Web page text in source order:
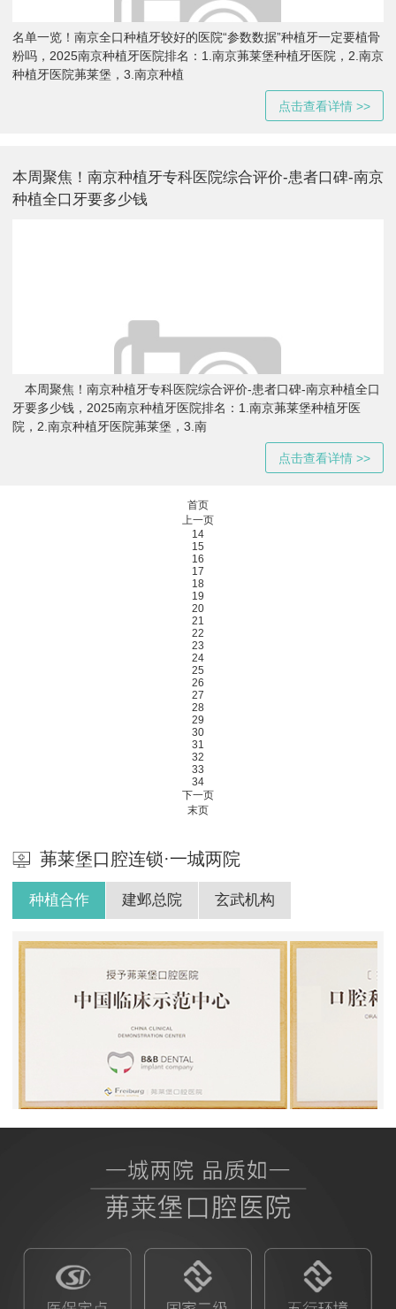
名单一览！南京全口种植牙较好的医院“参数数据”种植牙一定要植骨
粉吗，2025南京种植牙医院排名：1.南京茀莱堡种植牙医院，2.南京
种植牙医院茀莱堡，3.南京种植
点击查看详情 >>
本周聚焦！南京种植牙专科医院综合评价-患者口碑-南京
种植全口牙要多少钱
本周聚焦！南京种植牙专科医院综合评价-患者口碑-南京种植全口
牙要多少钱，2025南京种植牙医院排名：1.南京茀莱堡种植牙医
院，2.南京种植牙医院茀莱堡，3.南
点击查看详情 >>
首页
上一页
14
15
16
17
18
19
20
21
22
23
24
25
26
27
28
29
30
31
32
33
34
下一页
末页
茀莱堡口腔连锁·一城两院
种植合作 建邺总院 玄武机构
BB授权茀莱堡口腔医院 ITI授